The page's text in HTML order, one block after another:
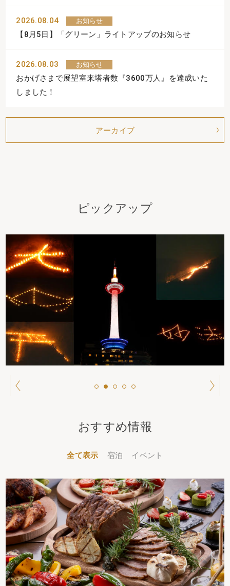
2026.08.04 お知らせ
【8月5日】「グリーン」ライトアップのお知らせ
2026.08.03 お知らせ
おかげさまで展望室来塔者数『3600万人』を達成いた
しました！
アーカイブ
ピックアップ
おすすめ情報
全て表示 宿泊 イベント